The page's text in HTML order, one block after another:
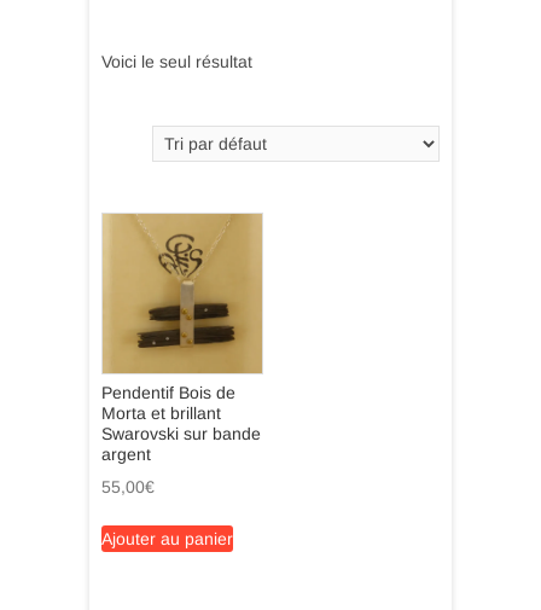
Voici le seul résultat
Pendentif Bois de
Morta et brillant
Swarovski sur bande
argent
55,00€
Ajouter au panier